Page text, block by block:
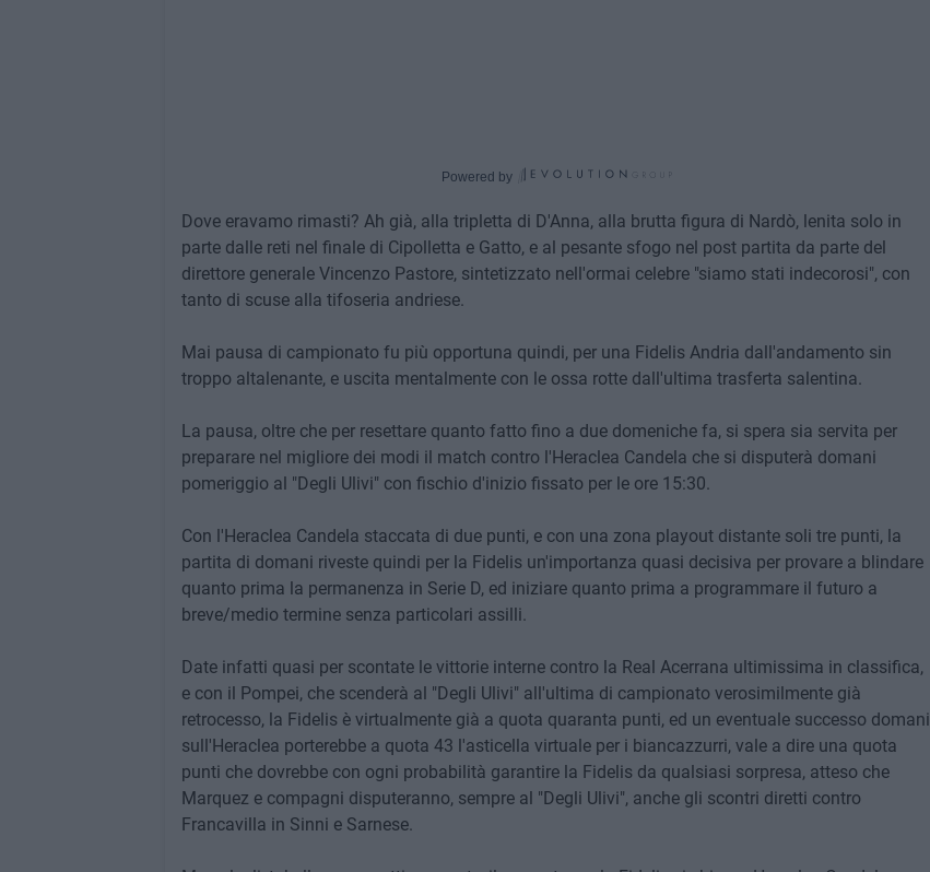
Powered by
Dove eravamo rimasti? Ah già, alla tripletta di D'Anna, alla brutta figura di Nardò, lenita solo in
parte dalle reti nel finale di Cipolletta e Gatto, e al pesante sfogo nel post partita da parte del
direttore generale Vincenzo Pastore, sintetizzato nell'ormai celebre "siamo stati indecorosi", con
tanto di scuse alla tifoseria andriese.
Mai pausa di campionato fu più opportuna quindi, per una Fidelis Andria dall'andamento sin
troppo altalenante, e uscita mentalmente con le ossa rotte dall'ultima trasferta salentina.
La pausa, oltre che per resettare quanto fatto fino a due domeniche fa, si spera sia servita per
preparare nel migliore dei modi il match contro l'Heraclea Candela che si disputerà domani
pomeriggio al "Degli Ulivi" con fischio d'inizio fissato per le ore 15:30.
Con l'Heraclea Candela staccata di due punti, e con una zona playout distante soli tre punti, la
partita di domani riveste quindi per la Fidelis un'importanza quasi decisiva per provare a blindare
quanto prima la permanenza in Serie D, ed iniziare quanto prima a programmare il futuro a
breve/medio termine senza particolari assilli.
Date infatti quasi per scontate le vittorie interne contro la Real Acerrana ultimissima in classifica,
e con il Pompei, che scenderà al "Degli Ulivi" all'ultima di campionato verosimilmente già
retrocesso, la Fidelis è virtualmente già a quota quaranta punti, ed un eventuale successo domani
sull'Heraclea porterebbe a quota 43 l'asticella virtuale per i biancazzurri, vale a dire una quota
punti che dovrebbe con ogni probabilità garantire la Fidelis da qualsiasi sorpresa, atteso che
Marquez e compagni disputeranno, sempre al "Degli Ulivi", anche gli scontri diretti contro
Francavilla in Sinni e Sarnese.